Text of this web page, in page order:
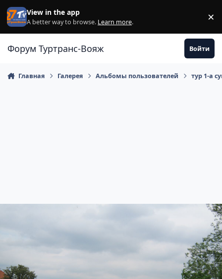
Перейти к содержанию
View in the app
A better way to browse. Learn more. ×
Форум Туртранс-Вояж Войти
Главная Галерея Альбомы пользователей тур 1-а